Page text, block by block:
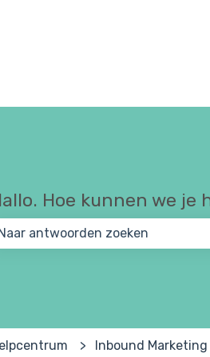
tonen voor vertalingen
Hoe kunnen we je
Inbound Marketing